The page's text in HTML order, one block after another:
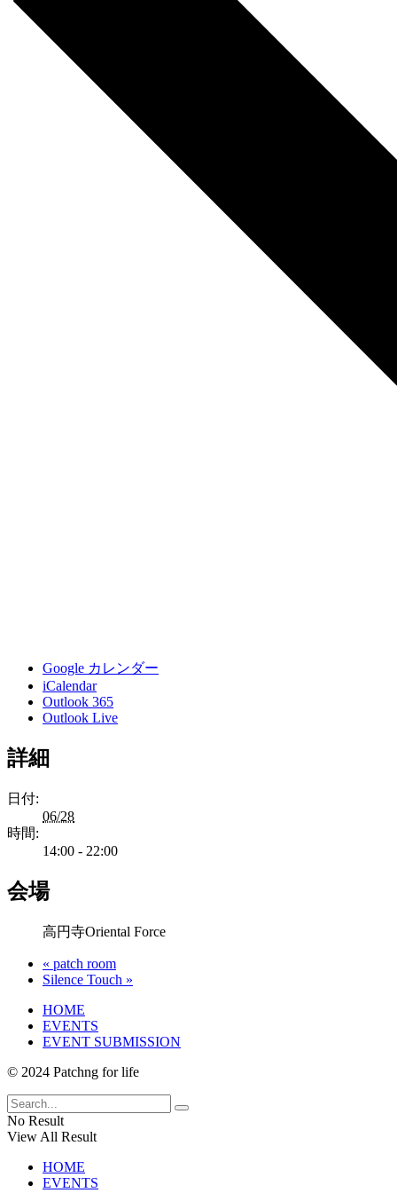
Google カレンダー
iCalendar
Outlook 365
Outlook Live
詳細
日付:
06/28
時間:
14:00 - 22:00
会場
高円寺Oriental Force
« patch room
Silence Touch »
HOME
EVENTS
EVENT SUBMISSION
© 2024 Patchng for life
No Result
View All Result
HOME
EVENTS